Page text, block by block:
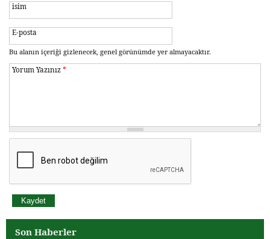
isim
E-posta
Bu alanın içeriği gizlenecek, genel görünümde yer almayacaktır.
Yorum Yazınız*
Son Haberler